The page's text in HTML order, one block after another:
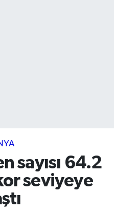
sayısı 64.2
seviyeye